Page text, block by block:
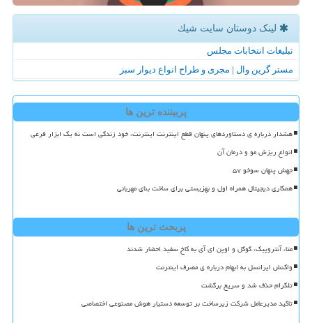
لینک دوستان سایت شیك
تبلیغات انتخابات مجلس
مستر گرین وال | مجری و طراح انواع دیوار سبز
پربیننده ترین ها
هشدار درباره ی دستاوردهای پنهان قطع اینترنت اینترنت، خود زندگی است نه یک ابزار فرعی
انواع ریزش مو و درمان آن
جهش پنهان سوخو ۵۷
همکاری دیجیتال همراه اول و بهزیستی برای ساخت بنای مهربانی
پربحث ترین ها
متا، آنتروپیک، گوگل و اوپن ای آی به کاخ سفید احضار شدند
واکنش ایرانسل به ابهام درباره ی مصرف اینترنت
تلگرام حذف شد و سریع برگشت
تاکید مدیرعامل شرکت زیرساخت بر توسعه دستیار هوش مصنوعی اختصاصی